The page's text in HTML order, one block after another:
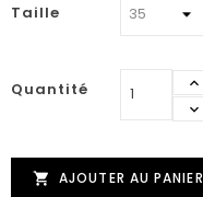
Taille
Quantité
 AJOUTER AU PANIER